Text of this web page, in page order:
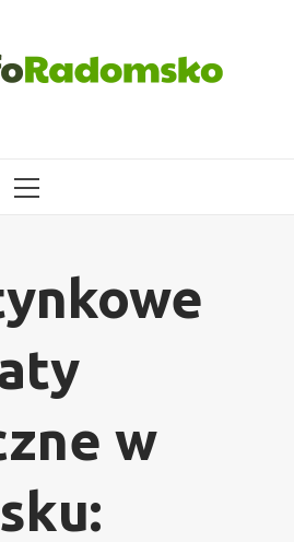
MENU
w